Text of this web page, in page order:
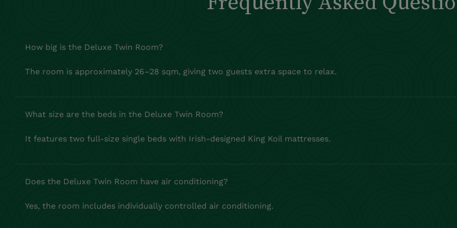
How big is the Deluxe Twin Room?
The room is approximately 26–28 sqm, giving two guests extra space to relax.
What size are the beds in the Deluxe Twin Room?
It features two full‑size single beds with Irish‑designed King Koil mattresses.
Does the Deluxe Twin Room have air conditioning?
Yes, the room includes individually controlled air conditioning.